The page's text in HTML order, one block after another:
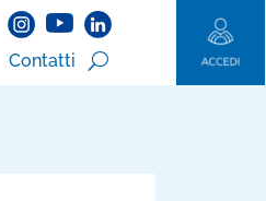
Contatti